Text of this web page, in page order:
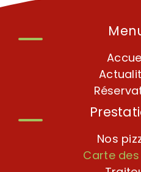
Nos
Carte